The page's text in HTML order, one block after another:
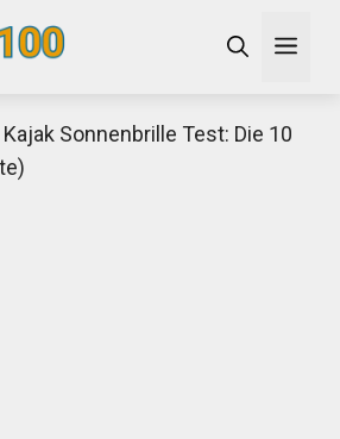
Kajak Sonnenbrille Test: Die 10
Sale